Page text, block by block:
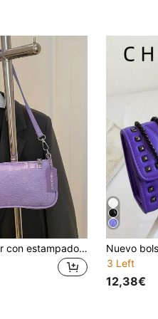
Bolso de mujer con estampado de cocodrilo, estilo coreano, nueva moda, bolso de hombro, bolso tipo tote en forma de media luna minimalista para mujer, para ir al trabajo
3 Left
12,38€